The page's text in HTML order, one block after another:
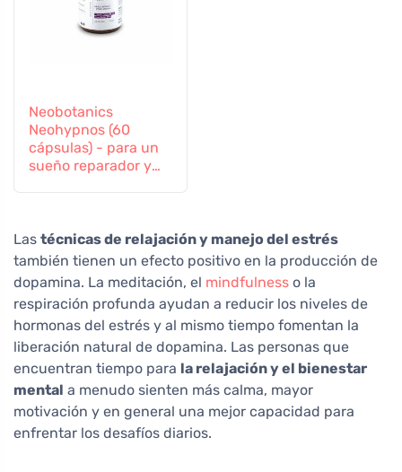
Neobotanics
Neohypnos (60
cápsulas) - para un
sueño reparador y
Las técnicas de relajación y manejo del estrés
también tienen un efecto positivo en la producción de
dopamina. La meditación, el mindfulness o la
respiración profunda ayudan a reducir los niveles de
hormonas del estrés y al mismo tiempo fomentan la
liberación natural de dopamina. Las personas que
encuentran tiempo para la relajación y el bienestar
mental a menudo sienten más calma, mayor
motivación y en general una mejor capacidad para
enfrentar los desafíos diarios.